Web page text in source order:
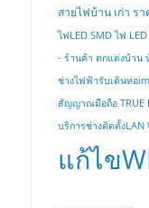
สายไฟบ้าน เก่า รา
ไฟLED SMD ไฟ
- ร้านค้า ตกแต่งบ้าน
ช่างไฟฟ้ารับเดินท่อ
สัญญาณมือถือ TRUE
บริการช่างติดตั้งLAN
แก้ไข